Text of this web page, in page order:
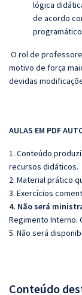
lógica
de acordo
O rol de
motivo de força
devidas
AULAS EM PDF
1. Conteúdo
recursos didáticos.
2. Material prático
3. Exercícios
4. Não será
Regimento Interno.
5. Não será
Conteúdo